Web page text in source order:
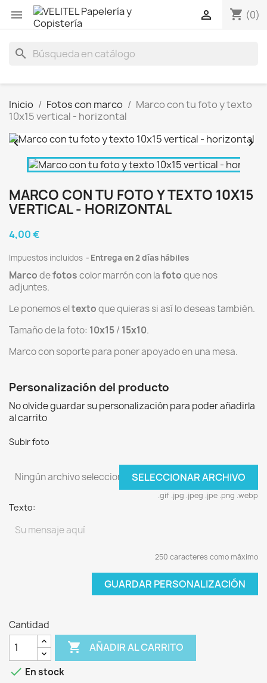
 shopping_cart (0)

search
Inicio Fotos con marco
Marco con tu foto y texto
10x15 vertical - horizontal
 
MARCO CON TU FOTO Y TEXTO 10X15
VERTICAL - HORIZONTAL
4,00 €
Impuestos incluidos Entrega en 2 días hábiles
Marcodefotoscolor marrón con lafotoque nos
adjuntes.
Le ponemos eltextoque quieras si así lo deseas también.
Tamaño de la foto: 10x15/ 15x10.
Marco con soporte para poner apoyado en una mesa.
Personalización del producto
No olvide guardar su personalización para poder añadirla
al carrito
Subir foto
Ningún archivo seleccionadoSELECCIONAR ARCHIVO
.gif .jpg .jpeg .jpe .png .webp
Texto:
250 caracteres como máximo
GUARDAR PERSONALIZACIÓN
Cantidad
 AÑADIR AL CARRITO
 En stock